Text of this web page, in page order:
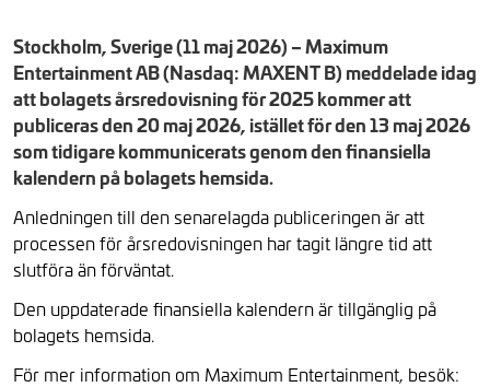
Stockholm, Sverige (11 maj 2026) – Maximum
Entertainment AB (Nasdaq: MAXENT B) meddelade idag
att bolagets årsredovisning för 2025 kommer att
publiceras den 20 maj 2026, istället för den 13 maj 2026
som tidigare kommunicerats genom den finansiella
kalendern på bolagets hemsida.
Anledningen till den senarelagda publiceringen är att
processen för årsredovisningen har tagit längre tid att
slutföra än förväntat.
Den uppdaterade finansiella kalendern är tillgänglig på
bolagets hemsida.
För mer information om Maximum Entertainment, besök: